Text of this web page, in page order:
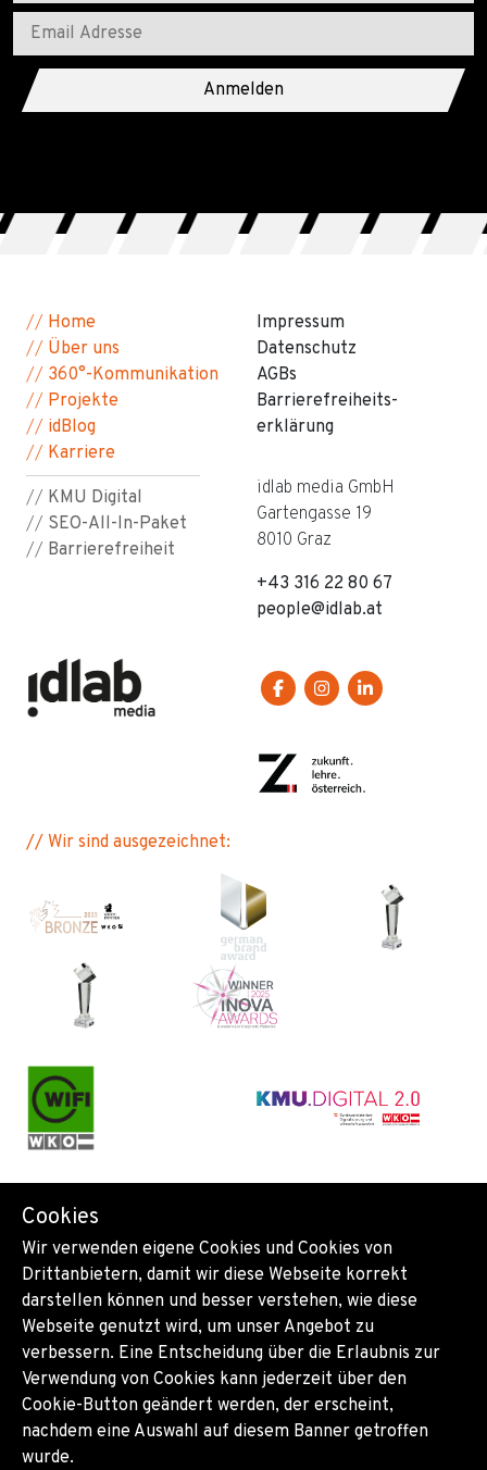
Anmelden
// Home
// Über uns
// 360°-Kommunikation
// Projekte
// idBlog
// Karriere
// KMU Digital
// SEO-All-In-Paket
// Barrierefreiheit
Impressum
Datenschutz
AGBs
Barriere­freiheits­
erklärung
idlab media GmbH
Gartengasse 19
8010 Graz
+43 316 22 80 67
people@idlab.at
// Wir sind ausgezeichnet:
Cookies
Wir verwenden eigene Cookies und Cookies von
Drittanbietern, damit wir diese Webseite korrekt
darstellen können und besser verstehen, wie diese
Webseite genutzt wird, um unser Angebot zu
verbessern. Eine Entscheidung über die Erlaubnis zur
Verwendung von Cookies kann jederzeit über den
Cookie-Button geändert werden, der erscheint,
nachdem eine Auswahl auf diesem Banner getroffen
wurde.